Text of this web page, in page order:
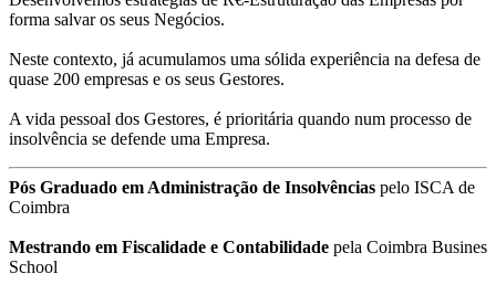
forma salvar os seus Negócios.
Neste contexto, já acumulamos uma sólida experiência na defesa de
quase 200 empresas e os seus Gestores.
A vida pessoal dos Gestores, é prioritária quando num processo de
insolvência se defende uma Empresa.
Pós Graduado em Administração de Insolvências pelo ISCA de
Coimbra
Mestrando em Fiscalidade e Contabilidade pela Coimbra Busines
School